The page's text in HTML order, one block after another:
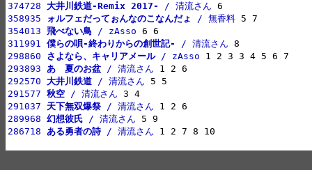
374728 大井川鉄道-Remix 2017- / 清流さん
358935
ォルフェだってぉんなのこなんだょ / 無香料
354013 飛べない鳥 / zAsso
311991 僕らの唄-終わりからの創世記- / 清流さん
298860 さよなら、キャリアメール / zAsso
293893 あゝ夏のお盆 / 清流さん
292570 大井川鉄道 / 清流さん
291577 秋空 / 清流さん
291037 天下無双爆祭 / 清流さん
289968 幻想彼氏 / 清流さん
286718 ある勇者の詩 / 清流さん 1 2 7 8 10